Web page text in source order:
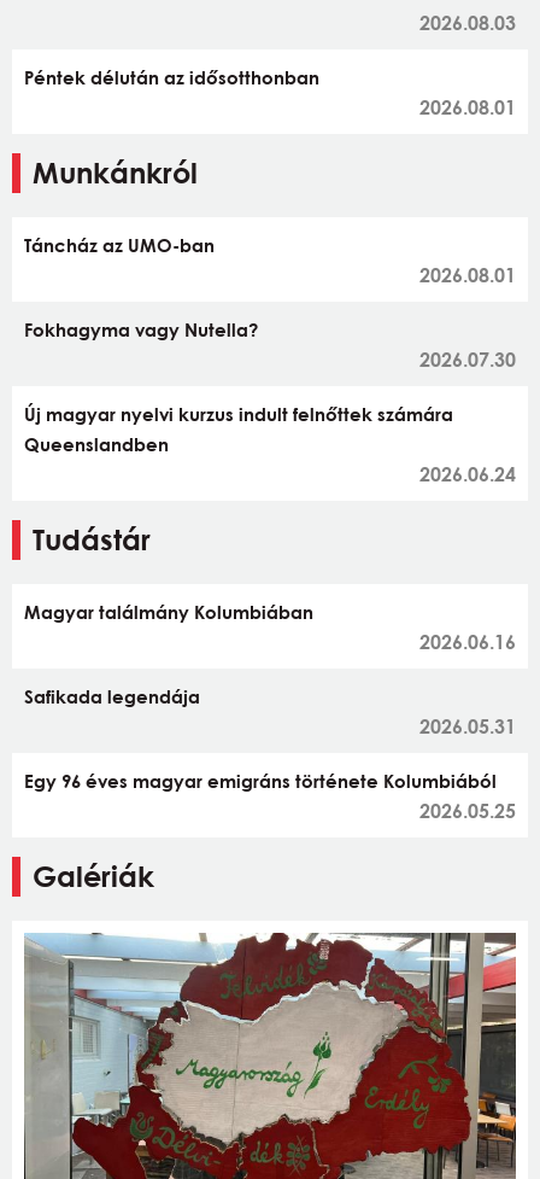
2026.08.03
Péntek délután az idősotthonban
2026.08.01
Munkánkról
Táncház az UMO-ban
2026.08.01
Fokhagyma vagy Nutella?
2026.07.30
Új magyar nyelvi kurzus indult felnőttek számára
Queenslandben
2026.06.24
Tudástár
Magyar találmány Kolumbiában
2026.06.16
Safikada legendája
2026.05.31
Egy 96 éves magyar emigráns története Kolumbiából
2026.05.25
Galériák